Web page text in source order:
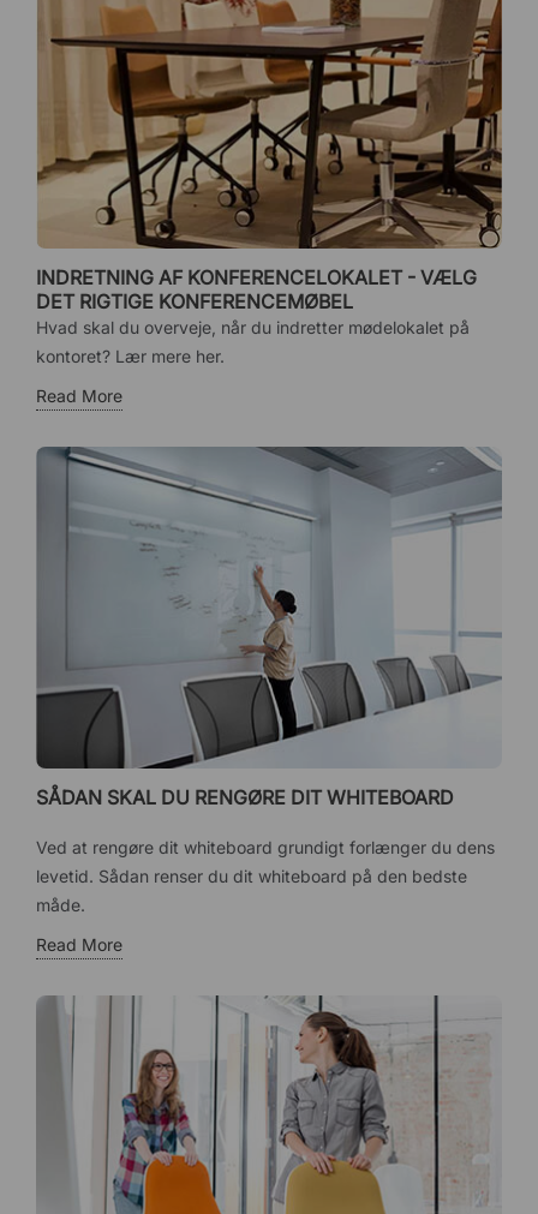
INDRETNING AF KONFERENCELOKALET - VÆLG
DET RIGTIGE KONFERENCEMØBEL
Hvad skal du overveje, når du indretter mødelokalet på
kontoret? Lær mere her.
Read More
SÅDAN SKAL DU RENGØRE DIT WHITEBOARD
Ved at rengøre dit whiteboard grundigt forlænger du dens
levetid. Sådan renser du dit whiteboard på den bedste
måde.
Read More